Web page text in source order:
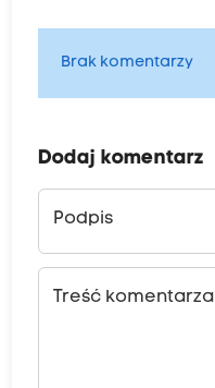
Brak komentarzy
Dodaj komentarz
Podpis
Treść komentarza